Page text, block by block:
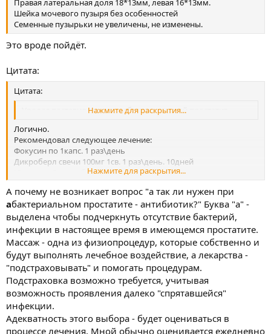
Правая латеральная доля 18*13мм, левая 16*13мм.
Шейка мочевого пузыря без особенностей
Семенные пузырьки не увеличены, не изменены.
Это вроде пойдёт.
Цитата:
Цитата:
Уролог поставил диагноз: абактериальный простатит
Нажмите для раскрытия...
Логично.
Рекомендовал следующее лечение:
Фокусин по 1капс. 1 раз\день
Дикроберл свечи 100мг 1св. 1 раз\день. 10дней
Юнидокс Солютаб по 1т. 2 раз\день 10дней
Афлазин 1капс. 2 раз\день 14дней
Лавомакс 10табл. Принимать по одной через день
Серрата по1т. 3раза\день 10дней.
А так же массаж простаты.
Пожалуйста, напишите о Вашем мнении по поводу
назначенного лечения. Действительно ли необходим массаж?
Нажмите для раскрытия...
А почему не возникает вопрос "а так ли нужен при
абактериальном простатите - антибиотик?" Буква "а" -
выделена чтобы подчеркнуть отсутствие бактерий,
инфекции в настоящее время в имеющемся простатите.
Массаж - одна из физиопроцедур, которые собственно и
будут выполнять лечебное воздействие, а лекарства -
"подстраховывать" и помогать процедурам.
Подстраховка возможно требуется, учитывая
возможность проявления далеко "спрятавшейся"
инфекции.
Адекватность этого выбора - будет оцениваться в
процессе лечения. Мной обычно оценивается ежедневно